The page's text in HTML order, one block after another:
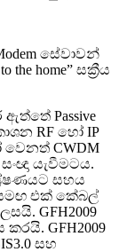
සේවාවන්
home” සක්‍රීය
ඇත්තේ Passive
RF හෝ IP
වෙනත් CWDM
යැවීමටය.
සහය
සමඟ එක් කේබල්
GFH2009
කරයි. GFH2009
සහ